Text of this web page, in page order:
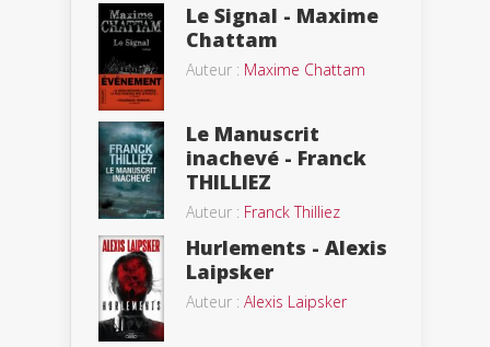
Le Signal - Maxime
Chattam
Auteur : Maxime Chattam
Le Manuscrit
inachevé - Franck
THILLIEZ
Auteur : Franck Thilliez
Hurlements - Alexis
Laipsker
Auteur : Alexis Laipsker